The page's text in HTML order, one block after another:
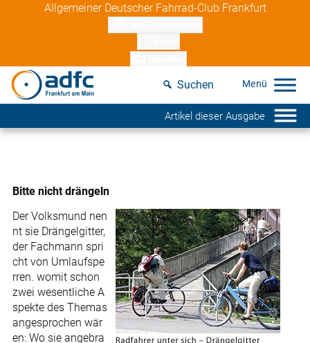
Allgemeiner Deutscher Fahrrad-Club Frankfurt
Suchen
Artikel dieser Ausgabe
Bitte nicht drängeln
Der Volksmund nen
nt sie Drängelgitter,
der Fachmann spri
cht von Umlaufspe
rren. womit schon
zwei wesentliche A
spekte des Themas
angesprochen wär
en: Wo sie angebra